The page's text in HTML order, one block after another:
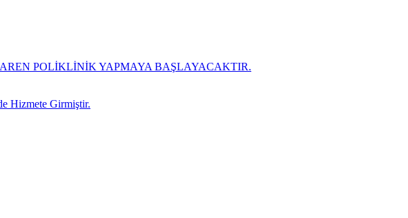
POLİKLİNİK YAPMAYA BAŞLAYACAKTIR.
Hizmete Girmiştir.